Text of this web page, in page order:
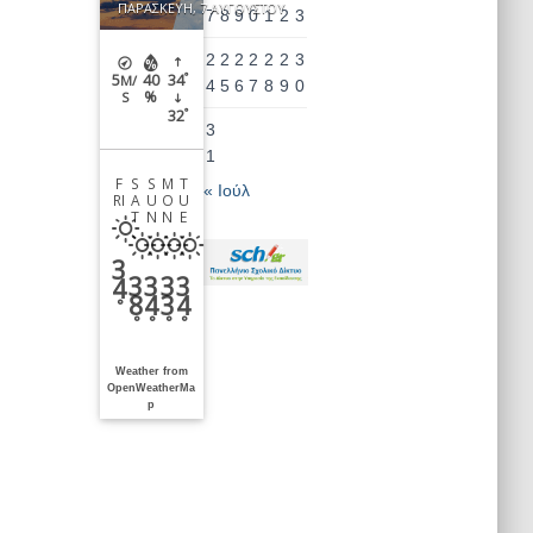
ΠΑΡΑΣΚΕΥΉ, 7 ΑΥΓΟΎΣΤΟΥ
5M/
S
40
%
34°
32°
F
RI
3
4
°
S
A
T
3
8
°
S
U
N
3
4
°
M
O
N
3
3
°
T
U
E
3
4
°
Weather from
OpenWeatherMa
p
7 8 9 0 1 2 3
2
4
2
5
2
6
2
7
2
8
2
9
3
0
3
1
« Ιούλ